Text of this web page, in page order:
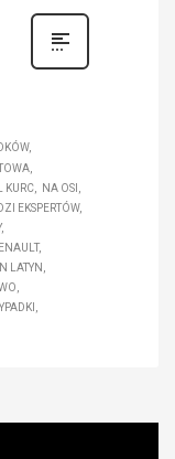
KURC
NA OSI
EKSPERTÓW
LATYN